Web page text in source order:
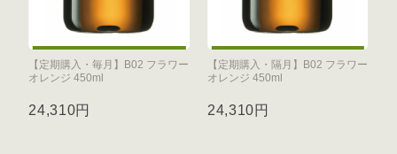
【定期購入・毎月】B02 フラワー
オレンジ 450ml
24,310円
【定期購入・隔月】B02 フラワー
オレンジ 450ml
24,310円